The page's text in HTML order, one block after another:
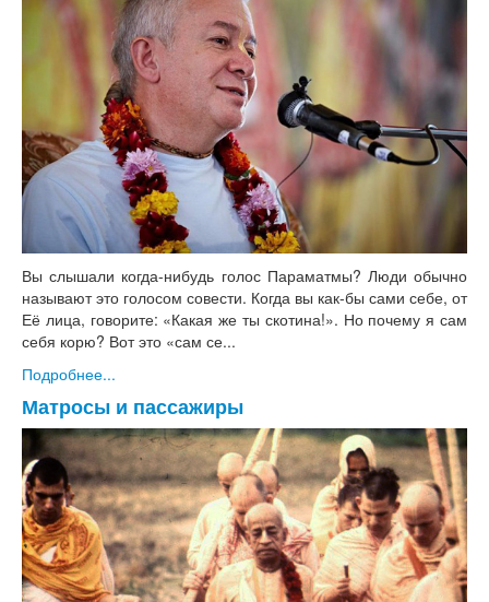
Вы слышали когда-нибудь голос Параматмы? Люди обычно
называют это голосом совести. Когда вы как-бы сами себе, от
Её лица, говорите: «Какая же ты скотина!». Но почему я сам
себя корю? Вот это «сам се...
Подробнее...
Матросы и пассажиры